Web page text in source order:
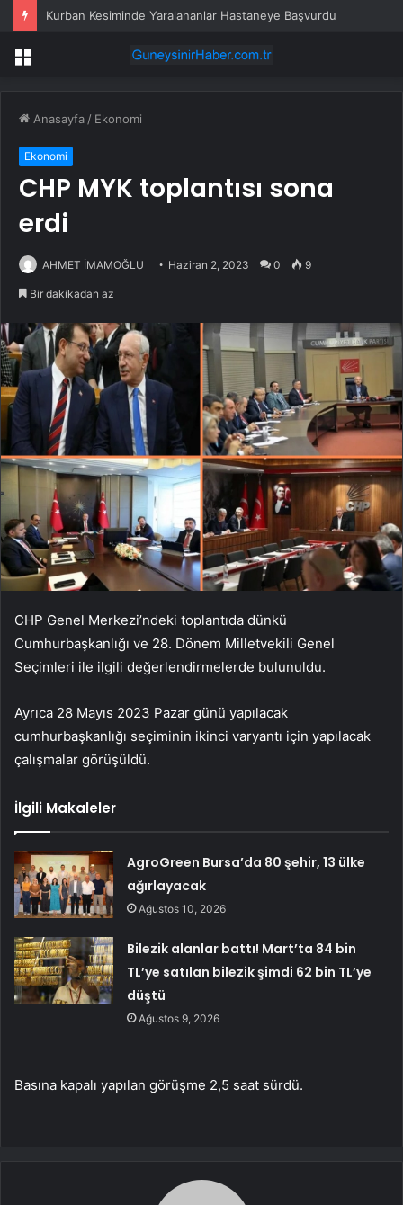
Kurban Kesiminde Yaralananlar Hastaneye Başvurdu
Menü
Anasayfa / Ekonomi
Ekonomi
CHP MYK toplantısı sona
erdi
AHMET İMAMOĞLU Haziran 2, 2023 0 9
Bir dakikadan az
CHP Genel Merkezi’ndeki toplantıda dünkü
Cumhurbaşkanlığı ve 28. Dönem Milletvekili Genel
Seçimleri ile ilgili değerlendirmelerde bulunuldu.
Ayrıca 28 Mayıs 2023 Pazar günü yapılacak
cumhurbaşkanlığı seçiminin ikinci varyantı için yapılacak
çalışmalar görüşüldü.
İlgili Makaleler
AgroGreen Bursa’da 80 şehir, 13 ülke
ağırlayacak
Ağustos 10, 2026
Bilezik alanlar battı! Mart’ta 84 bin
TL’ye satılan bilezik şimdi 62 bin TL’ye
düştü
Ağustos 9, 2026
Basına kapalı yapılan görüşme 2,5 saat sürdü.